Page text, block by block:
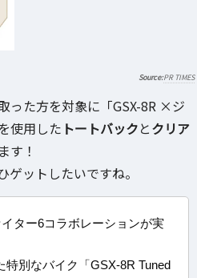
PR TIMES
った方を対象に「GSX-8R ×ジ
使用した トートバックとクリア
す！
ゲットしたいですね。
ター6コラボレーションが実
特別なバイク「GSX-8R Tuned